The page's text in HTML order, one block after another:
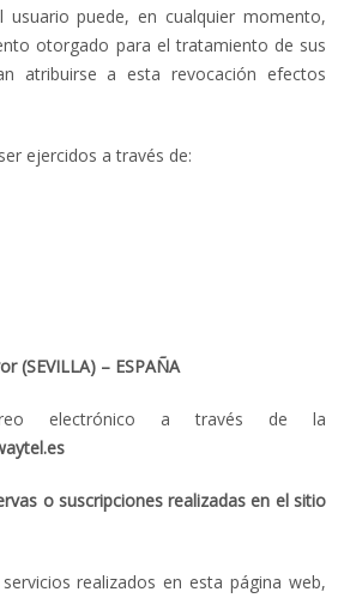
usuario puede, en cualquier momento,
otorgado para el tratamiento de sus
atribuirse a esta revocación efectos
ejercidos a través de:
(SEVILLA) – ESPAÑA
electrónico a través de la
o suscripciones realizadas en el sitio
realizados en esta página web,